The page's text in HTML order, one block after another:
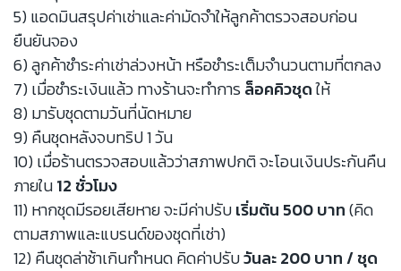
5) แอดมินสรุปค่าเช่าและค่ามัดจำให้ลูกค้าตรวจสอบก่อน
ยืนยันจอง
6) ลูกค้าชำระค่าเช่าล่วงหน้า หรือชำระเต็มจำนวนตามที่ตกลง
7) เมื่อชำระเงินแล้ว ทางร้านจะทำการล็อคคิวชุดให้
8) มารับชุดตามวันที่นัดหมาย
9) คืนชุดหลังจบทริป 1 วัน
10) เมื่อร้านตรวจสอบแล้วว่าสภาพปกติ จะโอนเงินประกันคืน
ภายใน12 ชั่วโมง
11) หากชุดมีรอยเสียหาย จะมีค่าปรับเริ่มต้น 500 บาท(คิด
ตามสภาพและแบรนด์ของชุดที่เช่า)
12) คืนชุดล่าช้าเกินกำหนด คิดค่าปรับวันละ 200 บาท / ชุด